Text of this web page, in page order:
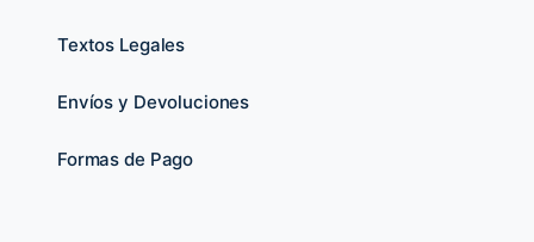
Textos Legales
Envíos y Devoluciones
Formas de Pago